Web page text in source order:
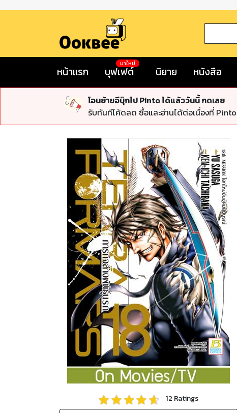
หน้าแรก บุฟเฟต์
มาใหม่
นิยาย หนังสือ
โอนย้ายอีบุ๊กไป Pinto ได้แล้ววันนี้ กดเลย
รับทันทีโค้ดลด ซื้อและอ่านได้ต่อเนื่องที่ Pinto
12 Ratings